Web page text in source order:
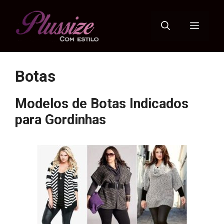
Menu
Botas
Modelos de Botas Indicados
para Gordinhas